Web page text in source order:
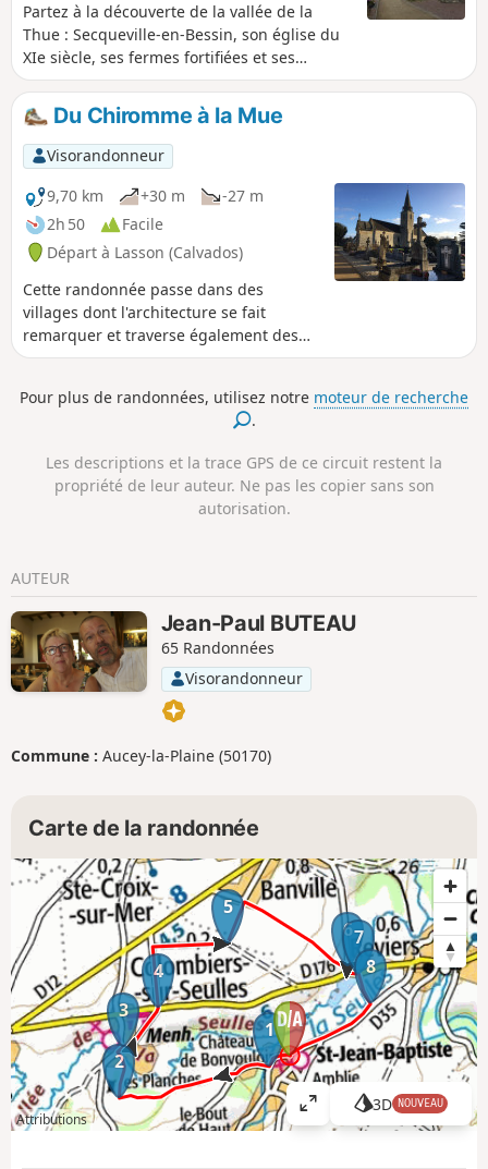
Partez à la découverte de la vallée de la
Thue : Secqueville-en-Bessin, son église du
XIe siècle, ses fermes fortifiées et ses
maisons blanches, son cimetière militaire…
Le clocher de Secqueville qui domine
l'horizon surveille la vallée de la Thue où se
nichent les blanches maisons du Bessin.
Du Chiromme à la Mue
Visorandonneur
9,70 km
+30 m
-27 m
2h 50
Facile
Départ à Lasson (Calvados)
Cette randonnée passe dans des
villages dont l'architecture se fait
remarquer et traverse également des
zones champêtres longeant le
Pour plus de randonnées, utilisez notre moteur de recherche
.
Les descriptions et la trace GPS de ce circuit restent la
propriété de leur auteur. Ne pas les copier sans son
autorisation.
AUTEUR
Jean-Paul BUTEAU
65 Randonnées
Visorandonneur
Commune : Aucey-la-Plaine (50170)
Carte de la randonnée
1
2
3
4
5
67
8
Attributions
A
ff
3D NOUVEAU